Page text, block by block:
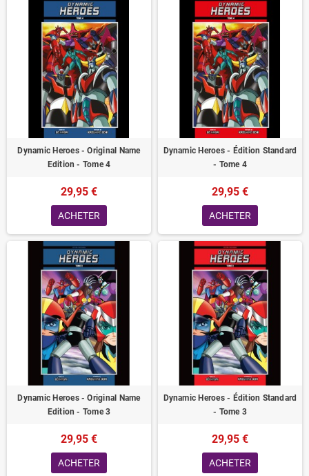
Dynamic Heroes - Original Name
Edition - Tome 4
29,95 €
ACHETER
Dynamic Heroes - Édition Standard
- Tome 4
29,95 €
ACHETER
Dynamic Heroes - Original Name
Edition - Tome 3
29,95 €
ACHETER
Dynamic Heroes - Édition Standard
- Tome 3
29,95 €
ACHETER